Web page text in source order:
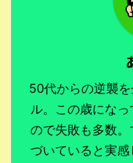
50代からの逆襲
ル。この歳にな
ので失敗も多数
づいていると実